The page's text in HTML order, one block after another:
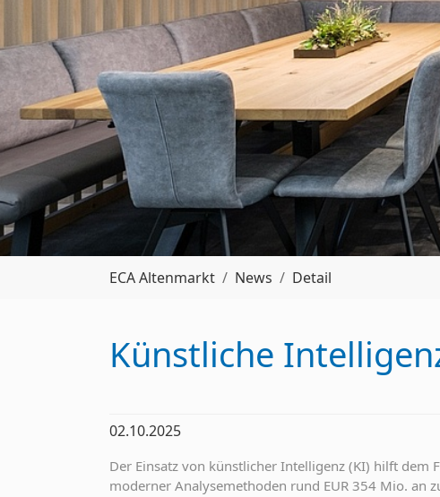
ECA Altenmarkt News Detail
Künstliche
02.10.2025
Der Einsatz von künstlicher Intelligenz (KI) hilft dem
moderner Analysemethoden rund EUR 354 Mio. an